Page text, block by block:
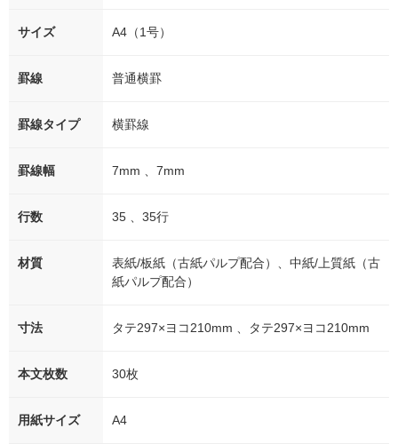
サイズ A4（1号）
罫線 普通横罫
罫線タイプ 横罫線
罫線幅 7mm 、7mm
行数 35 、35行
材質
表紙/板紙（古紙パルプ配合）、中紙/上質紙（古
紙パルプ配合）
寸法 タテ297×ヨコ210mm 、タテ297×ヨコ210mm
本文枚数 30枚
用紙サイズ A4